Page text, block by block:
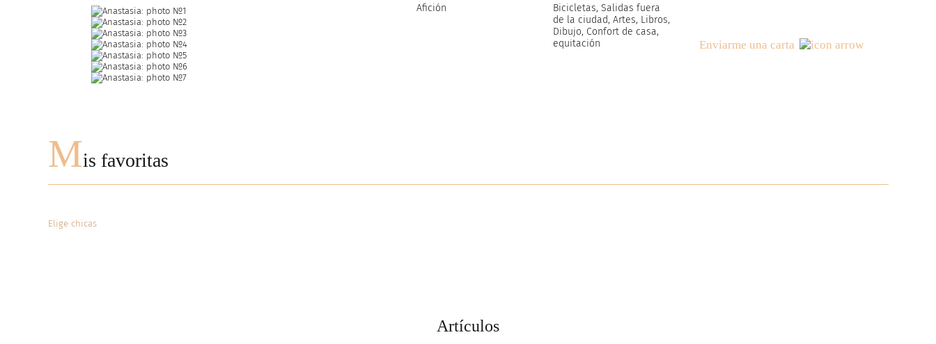
Afición
Bicicletas, Salidas fuera
de la ciudad, Artes, Libros,
Dibujo, Confort de casa,
equitación
Enviarme una carta
Mis favoritas
Elige chicas
Artículos